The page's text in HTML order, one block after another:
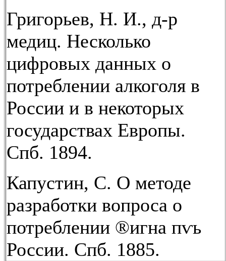
Григорьев, Н. И., д-р
медиц. Несколько
цифровых данных о
потреблении алкоголя в
России и в некоторых
государствах Европы.
Спб. 1894.
Капустин, С. О методе
разработки вопроса о
потреблении ®игна пѵь
России. Спб. 1885.